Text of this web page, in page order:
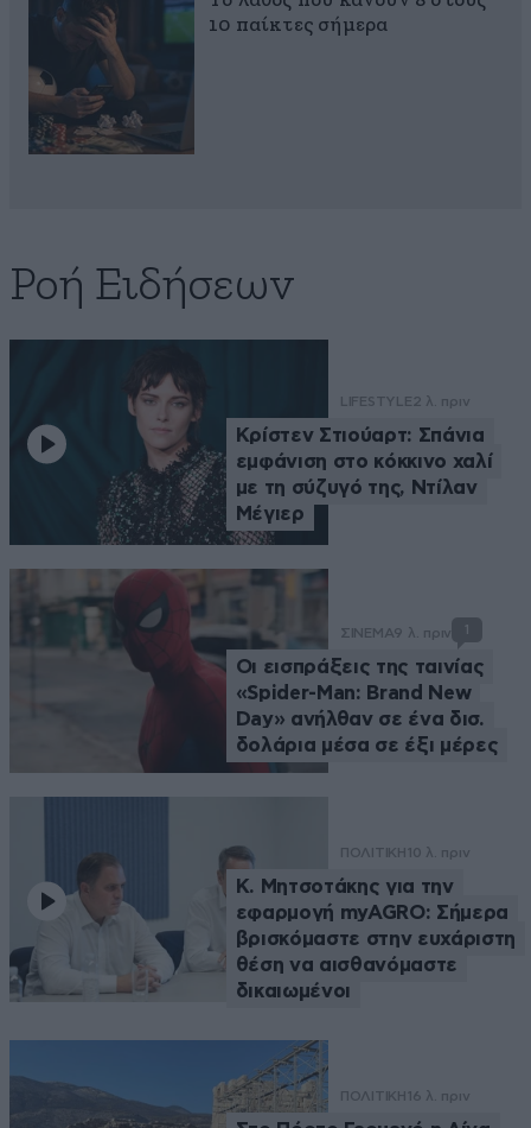
10 παίκτες σήμερα
Ροή Ειδήσεων
LIFESTYLE2 λ. πριν
Κρίστεν Στιούαρτ: Σπάνια
εμφάνιση στο κόκκινο χαλί
με τη σύζυγό της, Ντίλαν
Μέγιερ
ΣΙΝΕΜΑ9 λ. πριν 1
Οι εισπράξεις της ταινίας
«Spider-Man: Brand New
Day» ανήλθαν σε ένα δισ.
δολάρια μέσα σε έξι μέρες
ΠΟΛΙΤΙΚΗ 10 λ. πριν
Κ. Μητσοτάκης για την
εφαρμογή myAGRO: Σήμερα
βρισκόμαστε στην ευχάριστη
θέση να αισθανόμαστε
δικαιωμένοι
ΠΟΛΙΤΙΚΗ 16 λ. πριν